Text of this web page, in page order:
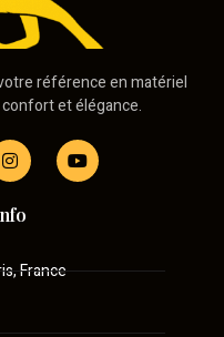
référence en matériel
et élégance.
France